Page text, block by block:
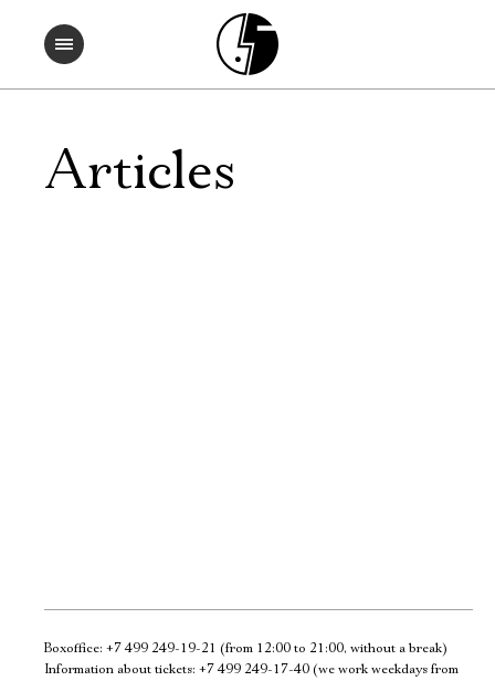
Articles
Boxoffice: +7 499 249-19-21 (from 12:00 to 21:00, without a break)
Information about tickets: +7 499 249-17-40 (we work weekdays from
Электропочта